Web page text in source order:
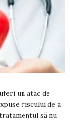
un atac de
riscului de a
să nu